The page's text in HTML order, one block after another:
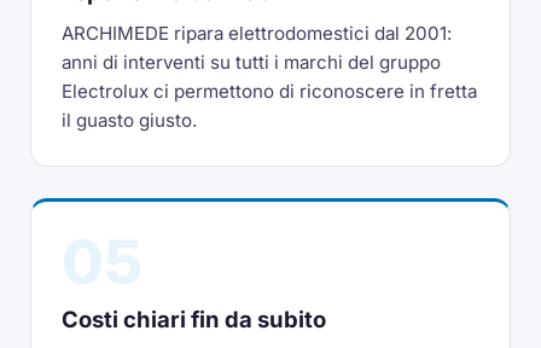
ARCHIMEDE ripara elettrodomestici dal 2001:
anni di interventi su tutti i marchi del gruppo
Electrolux ci permettono di riconoscere in fretta
il guasto giusto.
Costi chiari fin da subito